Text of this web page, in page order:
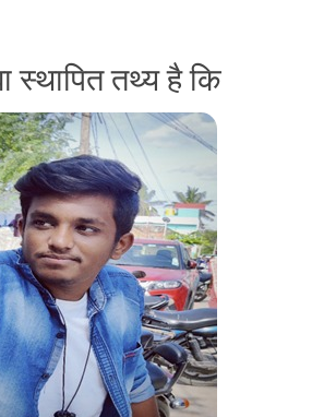
स्थापित तथ्य है कि